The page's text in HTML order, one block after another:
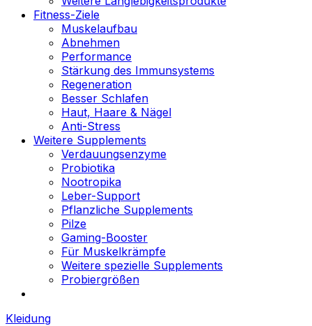
Fitness-Ziele
Muskelaufbau
Abnehmen
Performance
Stärkung des Immunsystems
Regeneration
Besser Schlafen
Haut, Haare & Nägel
Anti-Stress
Weitere Supplements
Verdauungsenzyme
Probiotika
Nootropika
Leber-Support
Pflanzliche Supplements
Pilze
Gaming-Booster
Für Muskelkrämpfe
Weitere spezielle Supplements
Probiergrößen
Kleidung